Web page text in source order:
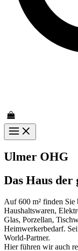
Ulmer OHG
Das Haus der
Auf 600 m² finden
Haushaltswaren,
Glas, Porzellan,
Heimwerkerbedarf.
World-Partner.
Hier führen wir auch